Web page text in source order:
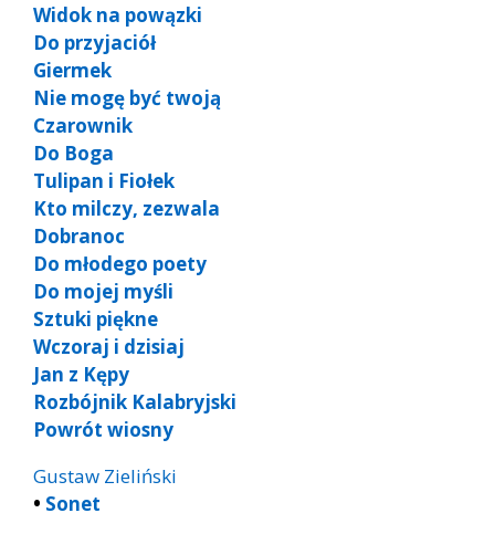
Widok na powązki
Do przyjaciół
Giermek
Nie mogę być twoją
Czarownik
Do Boga
Tulipan i Fiołek
Kto milczy, zezwala
Dobranoc
Do młodego poety
Do mojej myśli
Sztuki piękne
Wczoraj i dzisiaj
Jan z Kępy
Rozbójnik Kalabryjski
Powrót wiosny
Gustaw Zieliński
• Sonet